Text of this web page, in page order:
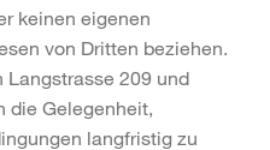
keinen eigenen
von Dritten beziehen.
Langstrasse 209 und
die Gelegenheit,
langfristig zu